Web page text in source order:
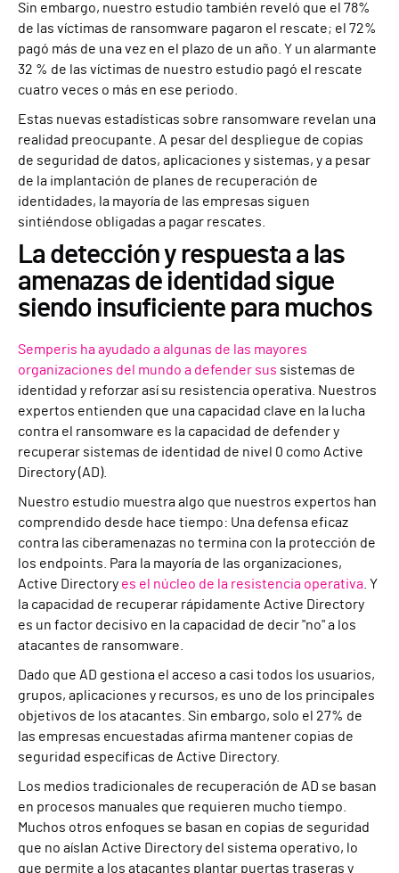
Sin embargo, nuestro estudio también reveló que el 78%
de las víctimas de ransomware pagaron el rescate; el 72%
pagó más de una vez en el plazo de un año. Y un alarmante
32 % de las víctimas de nuestro estudio pagó el rescate
cuatro veces o más en ese periodo.
Estas nuevas estadísticas sobre ransomware revelan una
realidad preocupante. A pesar del despliegue de copias
de seguridad de datos, aplicaciones y sistemas, y a pesar
de la implantación de planes de recuperación de
identidades, la mayoría de las empresas siguen
sintiéndose obligadas a pagar rescates.
La detección y respuesta a las
amenazas de identidad sigue
siendo insuficiente para muchos
Semperis ha ayudado a algunas de las mayores
organizaciones del mundo a defender sus sistemas de
identidad y reforzar así su resistencia operativa. Nuestros
expertos entienden que una capacidad clave en la lucha
contra el ransomware es la capacidad de defender y
recuperar sistemas de identidad de nivel 0 como Active
Directory (AD).
Nuestro estudio muestra algo que nuestros expertos han
comprendido desde hace tiempo: Una defensa eficaz
contra las ciberamenazas no termina con la protección de
los endpoints. Para la mayoría de las organizaciones,
Active Directory es el núcleo de la resistencia operativa . Y
la capacidad de recuperar rápidamente Active Directory
es un factor decisivo en la capacidad de decir "no" a los
atacantes de ransomware.
Dado que AD gestiona el acceso a casi todos los usuarios,
grupos, aplicaciones y recursos, es uno de los principales
objetivos de los atacantes. Sin embargo, solo el 27% de
las empresas encuestadas afirma mantener copias de
seguridad específicas de Active Directory.
Los medios tradicionales de recuperación de AD se basan
en procesos manuales que requieren mucho tiempo.
Muchos otros enfoques se basan en copias de seguridad
que no aíslan Active Directory del sistema operativo, lo
que permite a los atacantes plantar puertas traseras y